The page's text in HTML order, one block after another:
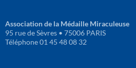
Association de la Médaille Miraculeuse
95 rue de Sèvres • 75006 PARIS
Téléphone 01 45 48 08 32